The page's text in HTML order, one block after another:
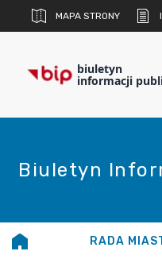
MAPA STRONY
biuletyn
informacji
Biuletyn
RADA